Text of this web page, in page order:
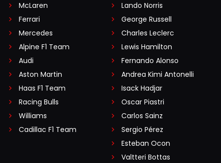
McLaren
Ferrari
Mercedes
Alpine F1 Team
Audi
Aston Martin
Haas F1 Team
Racing Bulls
Williams
Cadillac F1 Team
Lando Norris
George Russell
Charles Leclerc
Lewis Hamilton
Fernando Alonso
Andrea Kimi Antonelli
Isack Hadjar
Oscar Piastri
Carlos Sainz
Sergio Pérez
Esteban Ocon
Valtteri Bottas